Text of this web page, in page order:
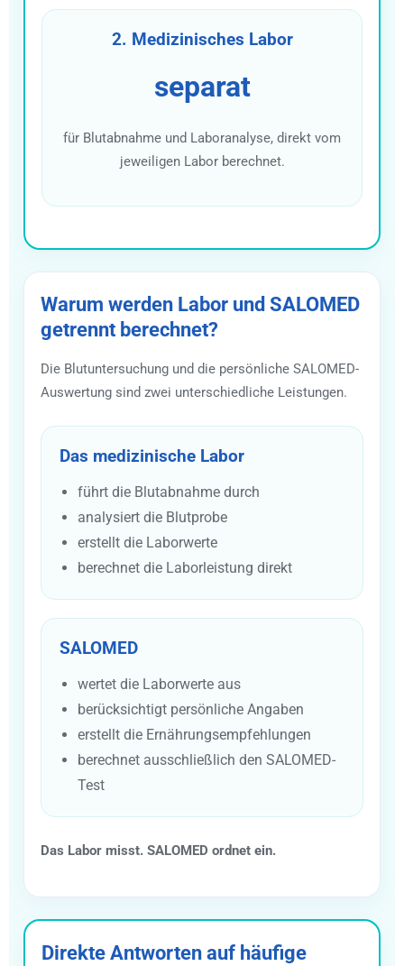
2. Medizinisches Labor
separat
für Blutabnahme und Laboranalyse, direkt vom
jeweiligen Labor berechnet.
Warum werden Labor und SALOMED
getrennt berechnet?
Die Blutuntersuchung und die persönliche SALOMED-
Auswertung sind zwei unterschiedliche Leistungen.
Das medizinische Labor
führt die Blutabnahme durch
analysiert die Blutprobe
erstellt die Laborwerte
berechnet die Laborleistung direkt
SALOMED
wertet die Laborwerte aus
berücksichtigt persönliche Angaben
erstellt die Ernährungsempfehlungen
berechnet ausschließlich den SALOMED-
Test
Das Labor misst. SALOMED ordnet ein.
Direkte Antworten auf häufige